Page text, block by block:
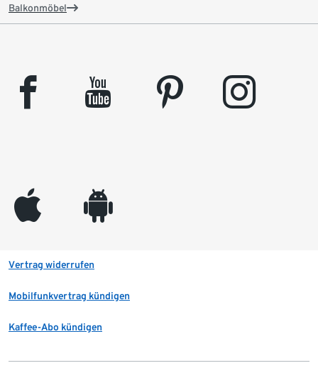
Balkonmöbel
facebook youtube pinterest instagram
appleinc android
Vertrag widerrufen
Mobilfunkvertrag kündigen
Kaffee-Abo kündigen